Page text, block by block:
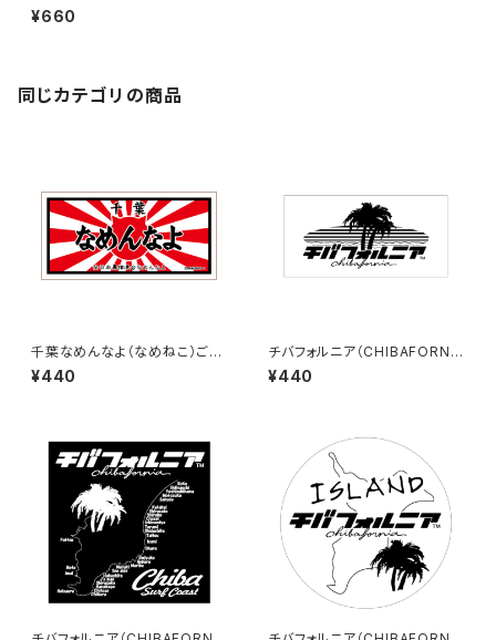
テッカー（大）
¥660
同じカテゴリの商品
千葉なめんなよ（なめねこ）ご当
地ステッカー B-4
¥440
チバフォルニア（CHIBAFORNI
A）ステッカーB（White）
¥440